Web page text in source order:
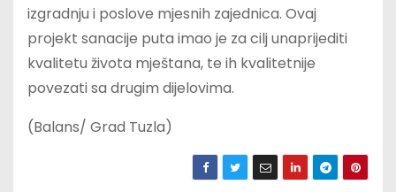
izgradnju i poslove mjesnih zajednica. Ovaj
projekt sanacije puta imao je za cilj unaprijediti
kvalitetu života mještana, te ih kvalitetnije
povezati sa drugim dijelovima.
(Balans/ Grad Tuzla)